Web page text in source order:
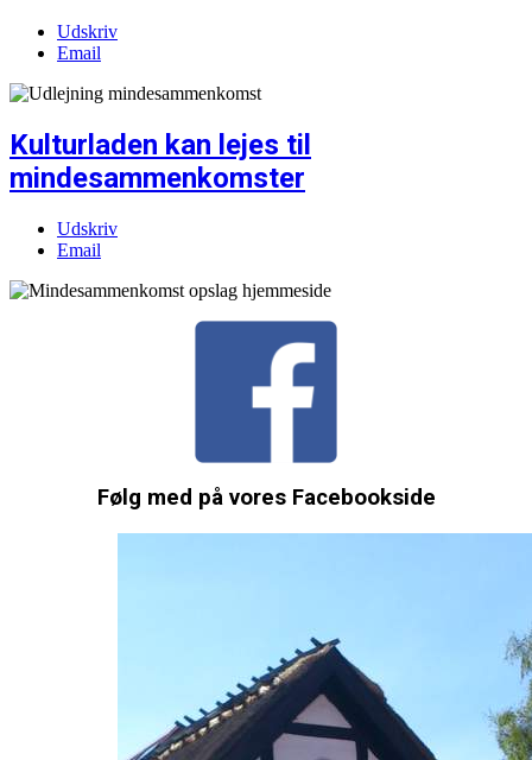
Udskriv
Email
Kulturladen kan lejes til
mindesammenkomster
Udskriv
Email
Følg med på vores Facebookside